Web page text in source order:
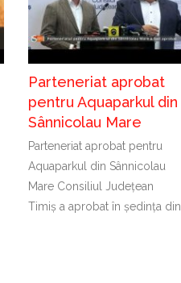
Parteneriat aprobat
pentru Aquaparkul din
Sânnicolau Mare
Parteneriat aprobat pentru
Aquaparkul din Sânnicolau
Mare Consiliul Județean
Timiș a aprobat în ședința din